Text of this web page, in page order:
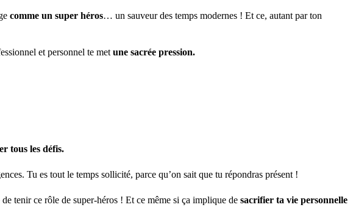
comme un super héros… un sauveur des temps modernes ! Et ce, autant par ton
et personnel te met une sacrée pression.
tous les défis.
Tu es tout le temps sollicité, parce qu’on sait que tu répondras présent !
de tenir ce rôle de super-héros ! Et ce même si ça implique de sacrifier ta vie personnelle